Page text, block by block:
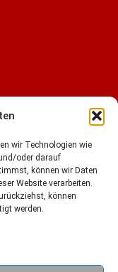
wir Technologien wie
oder darauf
können wir Daten
Website verarbeiten.
können
werden.